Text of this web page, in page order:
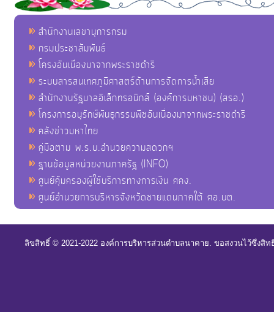
สำนักงานเลขานุการกรม
กรมประชาสัมพันธ์
โครงอันเนื่องมาจากพระราชดำริ
ระบบสารสนเทศภูมิศาสตร์ด้านการจัดการน้ำเสีย
สำนักงานรัฐบาลอิเล็กทรอนิกส์ (องค์การมหาชน) (สรอ.)
โครงการอนุรักษ์พันธุกรรมพืชอันเนื่องมาจากพระราชดำริ
คลังข่าวมหาไทย
คู่มือตาม พ.ร.บ.อำนวยความสดวกฯ
ฐานข้อมูลหน่วยงานภาครัฐ (INFO)
ศูนย์คุ้มครองผู้ใช้บริการทางการเงิน ศคง.
ศูนย์อำนวยการบริหารจังหวัดชายแดนภาคใต้ ศอ.บต.
ลิขสิทธิ์ © 2021-2022 องค์การบริหารส่วนตำบลนาคาย. ขอสงวนไว้ซึ่งสิ